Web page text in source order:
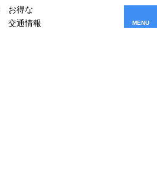
お得な
交通情報
MENU